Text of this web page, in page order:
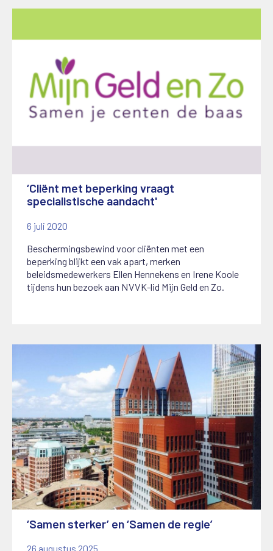
‘Cliënt met beperking vraagt
specialistische aandacht'
6 juli 2020
Beschermingsbewind voor cliënten met een
beperking blijkt een vak apart, merken
beleidsmedewerkers Ellen Hennekens en Irene Koole
tijdens hun bezoek aan NVVK-lid Mijn Geld en Zo.
‘Samen sterker’ en ‘Samen de regie’
26 augustus 2025